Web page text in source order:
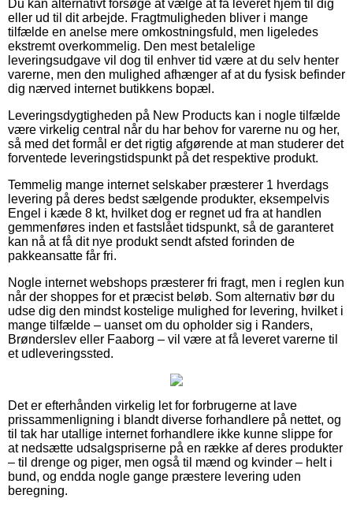
Du kan alternativt forsøge at vælge at få leveret hjem til dig
eller ud til dit arbejde. Fragtmuligheden bliver i mange
tilfælde en anelse mere omkostningsfuld, men ligeledes
ekstremt overkommelig. Den mest betalelige
leveringsudgave vil dog til enhver tid være at du selv henter
varerne, men den mulighed afhænger af at du fysisk befinder
dig nærved internet butikkens bopæl.
Leveringsdygtigheden på New Products kan i nogle tilfælde
være virkelig central når du har behov for varerne nu og her,
så med det formål er det rigtig afgørende at man studerer det
forventede leveringstidspunkt på det respektive produkt.
Temmelig mange internet selskaber præsterer 1 hverdags
levering på deres bedst sælgende produkter, eksempelvis
Engel i kæde 8 kt, hvilket dog er regnet ud fra at handlen
gemmenføres inden et fastslået tidspunkt, så de garanteret
kan nå at få dit nye produkt sendt afsted forinden de
pakkeansatte får fri.
Nogle internet webshops præsterer fri fragt, men i reglen kun
når der shoppes for et præcist beløb. Som alternativ bør du
udse dig den mindst kostelige mulighed for levering, hvilket i
mange tilfælde – uanset om du opholder sig i Randers,
Brønderslev eller Faaborg – vil være at få leveret varerne til
et udleveringssted.
Det er efterhånden virkelig let for forbrugerne at lave
prissammenligning i blandt diverse forhandlere på nettet, og
til tak har utallige internet forhandlere ikke kunne slippe for
at nedsætte udsalgspriserne på en række af deres produkter
– til drenge og piger, men også til mænd og kvinder – helt i
bund, og endda nogle gange præstere levering uden
beregning.